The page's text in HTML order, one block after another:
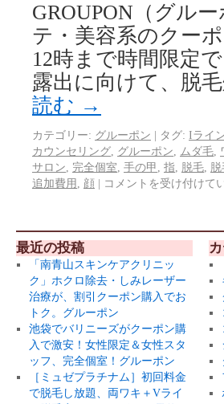
GROUPON（グル
テ・美容系のクー
12時まで時間限定
露出に向けて、脱
読む →
カテゴリー: グルーポン | タグ: Iライ
カウンセリング グルーポン ムダ毛
サロン
完全個室 手の甲 指 脱毛
追加費用
顔 | コメントを受け付けて
最近の投稿
「南青山スキンケアクリニッ
ク」ホクロ除去・しみレーザー
治療が、割引クーポン購入でお
トク。グルーポン
池袋でバリニーズがクーポン購
入で激安！女性限定＆女性スタ
ッフ、完全個室！グルーポン
［ミュゼプラチナム］初回料金
で脱毛し放題、両ワキ＋Vライ